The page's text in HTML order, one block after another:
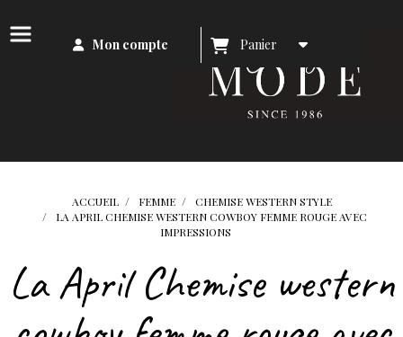
Mon compte Panier
ACCUEIL FEMME
CHEMISE WESTERN STYLE
LA APRIL CHEMISE WESTERN COWBOY FEMME ROUGE AVEC
IMPRESSIONS
La April Chemise western